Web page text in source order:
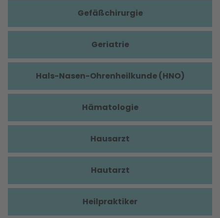
Gefäßchirurgie
Geriatrie
Hals-Nasen-Ohrenheilkunde (HNO)
Hämatologie
Hausarzt
Hautarzt
Heilpraktiker